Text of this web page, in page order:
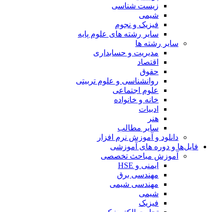
زیست شناسی
شیمی
فیزیک و نجوم
سایر رشته های علوم پایه
سایر رشته ها
مدیریت و حسابداری
اقتصاد
حقوق
روانشناسی و علوم تربیتی
علوم اجتماعی
خانه و خانواده
ادبیات
هنر
سایر مطالب
دانلود و آموزش نرم افزار
فایل‌ها و دوره های آموزشی
آموزش مباحث تخصصی
ایمنی و HSE
مهندسی برق
مهندسی شیمی
شیمی
فیزیک